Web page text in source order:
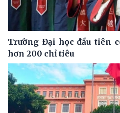
Trường Đại học đầu tiên
hơn 200 chỉ tiêu